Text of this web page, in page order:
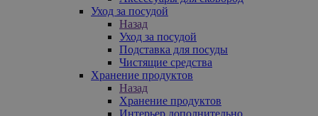
Уход за посудой
Назад
Уход за посудой
Подставка для посуды
Чистящие средства
Хранение продуктов
Назад
Хранение продуктов
Интерьер дополнительно